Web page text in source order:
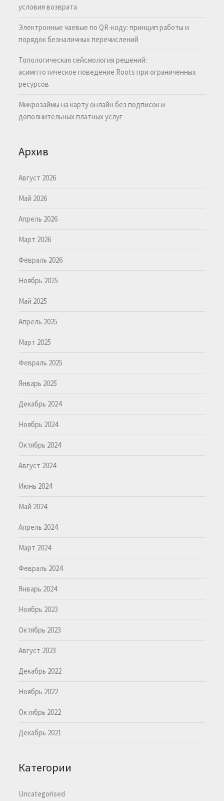
условия возврата
Электронные чаевые по QR-коду: принцип работы и
порядок безналичных перечислений
Топологическая сейсмология решений:
асимптотическое поведение Roots при ограниченных
ресурсов
Микрозаймы на карту онлайн без подписок и
дополнительных платных услуг
Архив
Август 2026
Май 2026
Апрель 2026
Март 2026
Февраль 2026
Ноябрь 2025
Май 2025
Апрель 2025
Март 2025
Февраль 2025
Январь 2025
Декабрь 2024
Ноябрь 2024
Октябрь 2024
Август 2024
Июнь 2024
Май 2024
Апрель 2024
Март 2024
Февраль 2024
Январь 2024
Ноябрь 2023
Октябрь 2023
Август 2023
Декабрь 2022
Ноябрь 2022
Октябрь 2022
Декабрь 2021
Категории
Uncategorised